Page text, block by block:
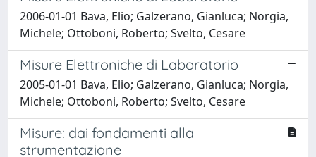
2006-01-01 Bava, Elio; Galzerano, Gianluca; Norgia,
Michele; Ottoboni, Roberto; Svelto, Cesare
Misure Elettroniche di Laboratorio
2005-01-01 Bava, Elio; Galzerano, Gianluca; Norgia,
Michele; Ottoboni, Roberto; Svelto, Cesare
Misure: dai fondamenti alla
strumentazione